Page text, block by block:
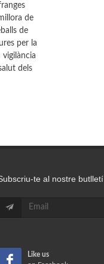
de
de
per la
vigilància
dels
te al nostre butlletí
Like us